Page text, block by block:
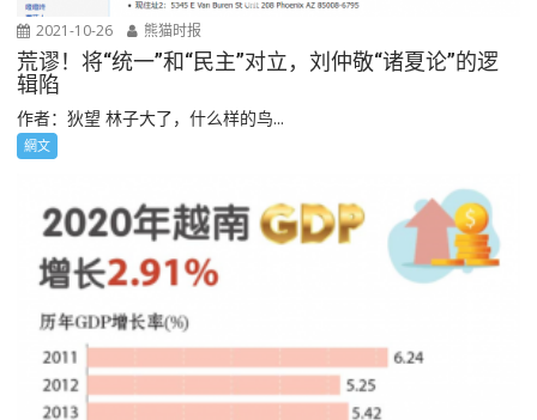
2021-10-26 熊猫时报
荒谬！将“统一”和“民主”对立，刘仲敬“诸夏论”的逻
辑陷
作者：狄望 林子大了，什么样的鸟...
網文